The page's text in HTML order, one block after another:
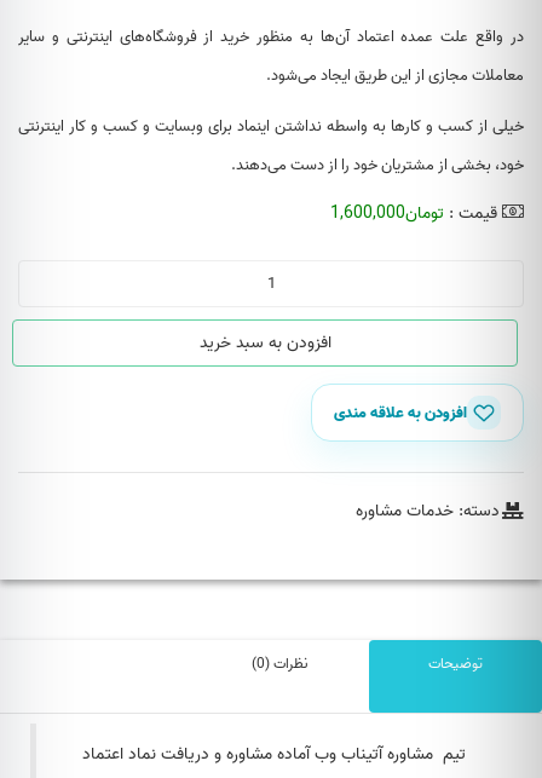
در واقع علت عمده اعتماد آن‌ها به منظور خرید از فروشگاه‌های اینترنتی و سایر
معاملات مجازی از این طریق ایجاد می‌شود.
خیلی از کسب و کارها به واسطه نداشتن اینماد برای وبسایت و کسب و کار اینترنتی
خود، بخشی از مشتریان خود را از دست می‌دهند.
قیمت : تومان1,600,000
نماد
اعتماد
الکترونیک
در
سریع
افزودن به سبد خرید
افزودن به علاقه مندی
دسته: خدمات مشاوره
توضیحات نظرات (0)
تیم مشاوره آتیناب وب آماده مشاوره و دریافت نماد اعتماد